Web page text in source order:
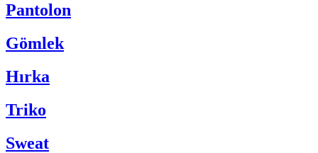
Pantolon
Gömlek
Hırka
Triko
Sweat